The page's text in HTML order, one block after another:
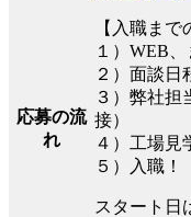
応募の流
れ
【入職まで
１）WEB
２）面談日
３）弊社担
接）
４）工場見
５）入職
スタート日